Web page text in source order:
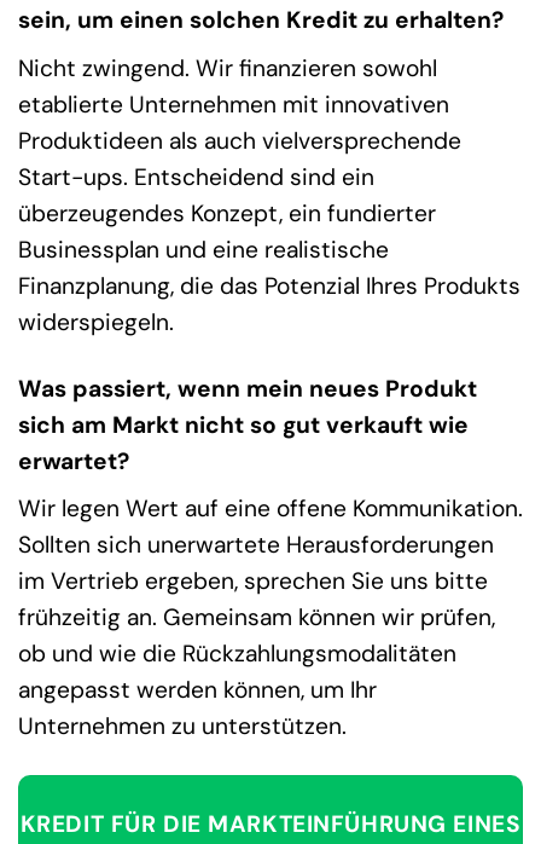
sein, um einen solchen Kredit zu erhalten?
Nicht zwingend. Wir finanzieren sowohl
etablierte Unternehmen mit innovativen
Produktideen als auch vielversprechende
Start-ups. Entscheidend sind ein
überzeugendes Konzept, ein fundierter
Businessplan und eine realistische
Finanzplanung, die das Potenzial Ihres Produkts
widerspiegeln.
Was passiert, wenn mein neues Produkt
sich am Markt nicht so gut verkauft wie
erwartet?
Wir legen Wert auf eine offene Kommunikation.
Sollten sich unerwartete Herausforderungen
im Vertrieb ergeben, sprechen Sie uns bitte
frühzeitig an. Gemeinsam können wir prüfen,
ob und wie die Rückzahlungsmodalitäten
angepasst werden können, um Ihr
Unternehmen zu unterstützen.
KREDIT FÜR DIE MARKTEINFÜHRUNG EINES